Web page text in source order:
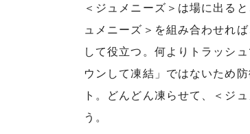
＜ジュメニーズ＞は場に出る
ュメニーズ＞を組み合わせれ
して役立つ。何よりトラッシ
ウンして凍結」ではないため
ト。どんどん凍らせて、＜ジ
う。